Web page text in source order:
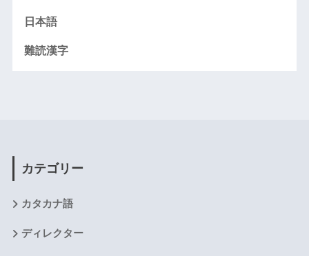
日本語
難読漢字
カテゴリー
カタカナ語
ディレクター